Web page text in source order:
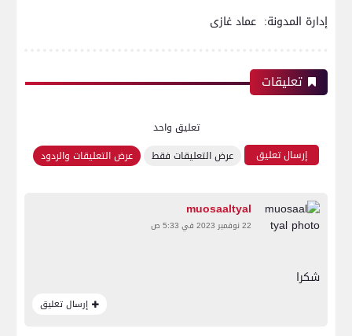
إدارة المدونة: عماد غازى
تعليقات
تعليق واحد
إرسال تعليق
عرض التعليقات فقط عرض التعليقات والردود
muosaaltyal
22 نوفمبر 2023 في 5:33 ص
شكرا
إرسال تعليق